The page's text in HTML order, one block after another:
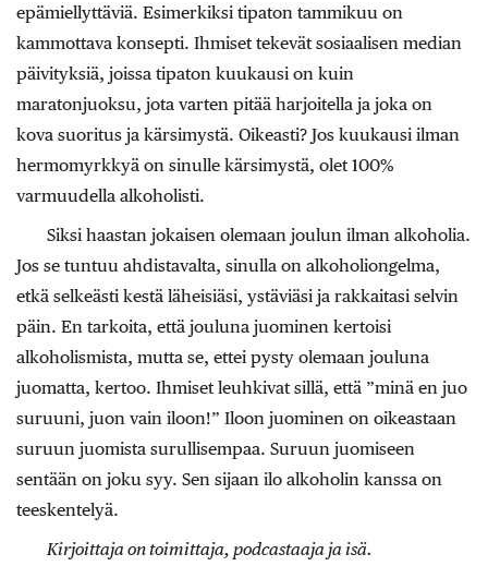
epämiellyttäviä. Esimerkiksi tipaton tammikuu on
kammottava konsepti. Ihmiset tekevät sosiaalisen median
päivityksiä, joissa tipaton kuukausi on kuin
maratonjuoksu, jota varten pitää harjoitella ja joka on
kova suoritus ja kärsimystä. Oikeasti? Jos kuukausi ilman
hermomyrkkyä on sinulle kärsimystä, olet 100%
varmuudella alkoholisti.
Siksi haastan jokaisen olemaan joulun ilman alkoholia.
Jos se tuntuu ahdistavalta, sinulla on alkoholiongelma,
etkä selkeästi kestä läheisiäsi, ystäviäsi ja rakkaitasi selvin
päin. En tarkoita, että jouluna juominen kertoisi
alkoholismista, mutta se, ettei pysty olemaan jouluna
juomatta, kertoo. Ihmiset leuhkivat sillä, että ”minä en juo
suruuni, juon vain iloon!” Iloon juominen on oikeastaan
suruun juomista surullisempaa. Suruun juomiseen
sentään on joku syy. Sen sijaan ilo alkoholin kanssa on
teeskentelyä.
Kirjoittaja on toimittaja, podcastaaja ja isä.